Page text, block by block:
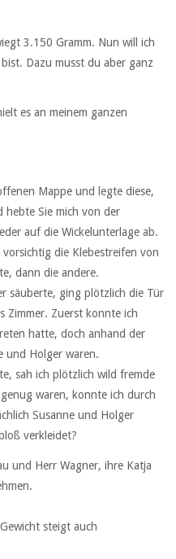
3.150 Gramm. Nun will ich
Dazu musst du aber ganz
es an meinem ganzen
Mappe und legte diese,
hebte Sie mich von der
auf die Wickelunterlage ab.
die Klebestreifen von
dann die andere.
säuberte, ging plötzlich die Tür
Zimmer. Zuerst konnte ich
hatte, doch anhand der
und Holger waren.
sah ich plötzlich wild fremde
waren, konnte ich durch
Susanne und Holger
verkleidet?
und Herr Wagner, ihre Katja
steigt auch